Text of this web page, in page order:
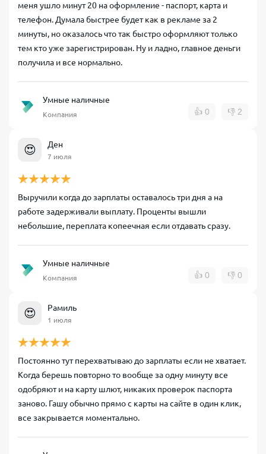
меня ушло минут 20 на оформление - паспорт, карта и
телефон. Думала быстрее будет как в рекламе за 2
минуты, но оказалось что так быстро оформляют только
тем кто уже зарегистрирован. Ну и ладно, главное деньги
получила и все нормально.
Умные наличные
Компания 👍 0 👎 2
😍 Ден
7 июля
Выручили когда до зарплаты оставалось три дня а на
работе задерживали выплату. Проценты вышли
небольшие, переплата копеечная если отдавать сразу.
Умные наличные
Компания 👍 0 👎 0
😍 Рамиль
1 июля
Постоянно тут перехватываю до зарплаты если не хватает.
Когда берешь повторно то вообще за одну минуту все
одобряют и на карту шлют, никаких проверок паспорта
заново. Гашу обычно прямо с карты на сайте в один клик,
все закрывается моментально.